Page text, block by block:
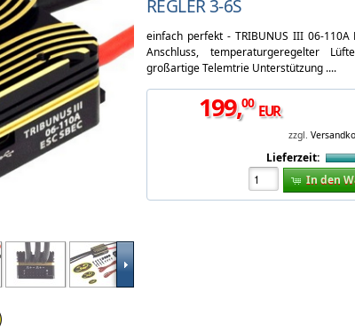
REGLER 3-6S
einfach perfekt - TRIBUNUS III 06-110A
Anschluss, temperaturgeregelter
großartige Telemtrie Unterstützung ....
199,00 EUR
zzgl.
Lieferzeit:
In den